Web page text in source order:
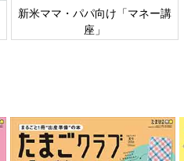
新米ママ・パパ向け「マネー講
座」